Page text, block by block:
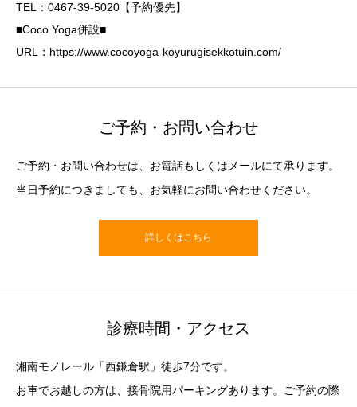
TEL：0467-39-5020【予約優先】
■Coco Yoga併設■
URL：https://www.cocoyoga-koyurugisekkotuin.com/
ご予約・お問い合わせ
ご予約・お問い合わせは、お電話もしくはメールにて承ります。
当日予約につきましても、お気軽にお問い合わせください。
詳しくはこちら
診療時間・アクセス
湘南モノレール「西鎌倉駅」徒歩7分です。
お車でお越しの方は、接骨院用パーキングあります。ご予約の際